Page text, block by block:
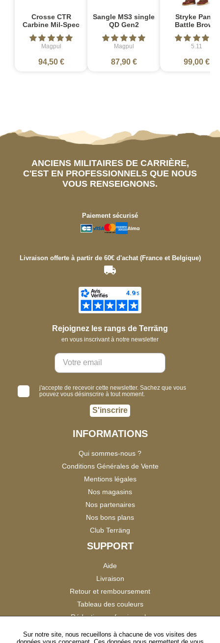
Crosse CTR
Carbine Mil-Spec
Magpul
94,50 €
Sangle MS3 single
QD Gen2
Magpul
87,90 €
Stryke Pant -
Battle Brown
5.11
99,00 €
ANCIENS MILITAIRES DE CARRIÈRE,
C'EST EN PROFESSIONNELS QUE NOUS
VOUS RENSEIGNONS.
Paiement sécurisé
Livraison offerte à partir de 60€ d'achat (France et Belgique)
Rejoignez les rangs de Terräng
en vous inscrivant à notre newsletter
j'accepte de recevoir cette newsletter. Sachez que vous
pouvez vous désinscrire à tout moment.
S'inscrire
INFORMATIONS
Qui sommes-nous ?
Conditions Générales de Vente
Mentions légales
Nos magasins
Nos partenaires
Nos bons plans
Club Terräng
SUPPORT
Aide
Livraison
Retour et remboursement
Tableau des couleurs
Réduction professionnels
Sur notre site, nous recueillons à chacune de vos visites des